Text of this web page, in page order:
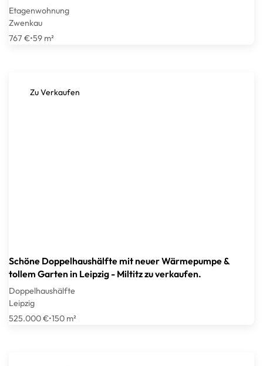
Etagenwohnung
Zwenkau
767 €•59 m²
Zu Verkaufen
Schöne Doppelhaushälfte mit neuer Wärmepumpe &
tollem Garten in Leipzig - Miltitz zu verkaufen.
Doppelhaushälfte
Leipzig
525.000 €•150 m²